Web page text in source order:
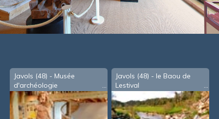
Javols (48) - Musée
d'archéologie
Javols (48) - le Baou de
Lestival